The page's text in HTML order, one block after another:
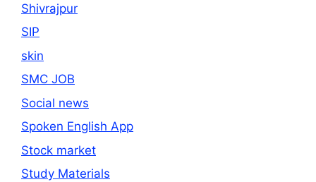
Shivrajpur
SIP
skin
SMC JOB
Social news
Spoken English App
Stock market
Study Materials